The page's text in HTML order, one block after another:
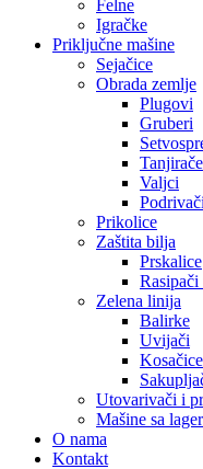
Felne
Igračke
Priključne mašine
Sejačice
Obrada zemlje
Plugovi
Gruberi
Tanjirače
Valjci
Podrivači
Prikolice
Zaštita bilja
Prskalice
Zelena linija
Balirke
Uvijači
Kosačice
Utovarivači i
Mašine sa
O nama
Kontakt